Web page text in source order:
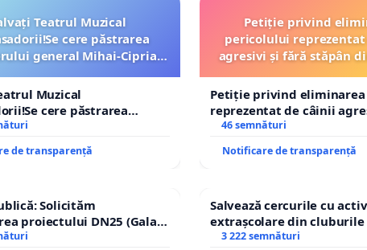
Teatrul Muzical
cere păstrarea
general Mihai-Ciprian
Muzical
cere păstrarea
general Mihai-Ciprian
de transparență
Petiție privind
pericolului reprezentat
agresivi și fără stăpân
Petiție privind
reprezentat de câinii
stăpân din comuna Tunari
46 semnături
Notificare de transparență
Solicităm
proiectului DN25 (Galați
prin devierea
Salvează cercurile cu
extrașcolare din cluburile
copiilor
3 222 semnături